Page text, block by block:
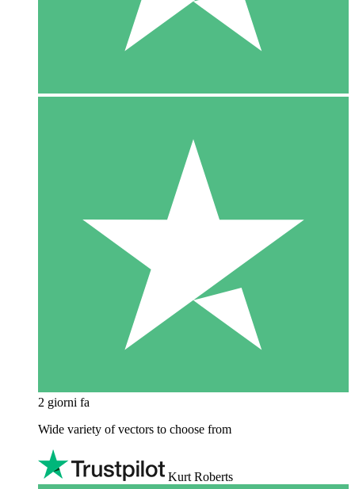
2 giorni fa
Wide variety of vectors to choose from
Kurt Roberts